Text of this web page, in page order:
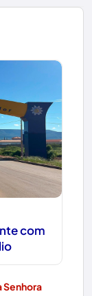
com
Senhora